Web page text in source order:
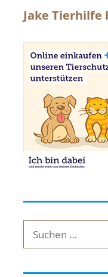
Jake Tierhilfe
Suche
nach: